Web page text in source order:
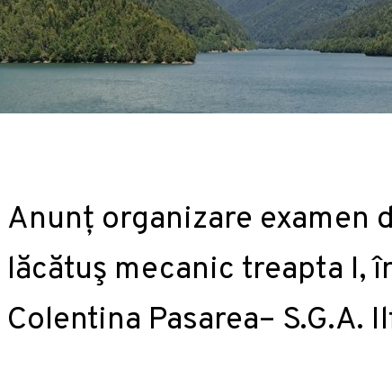
Anunț organizare examen
lăcătuş mecanic treapta I,
Colentina Pasarea– S.G.A.